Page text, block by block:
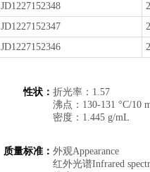
JD1227152348
JD1227152347
JD1227152346
性状： 折光率：1.57
沸点：130-131 °C/10
密度：1.445 g/mL
质量标准： 外观
红外光谱Infrared